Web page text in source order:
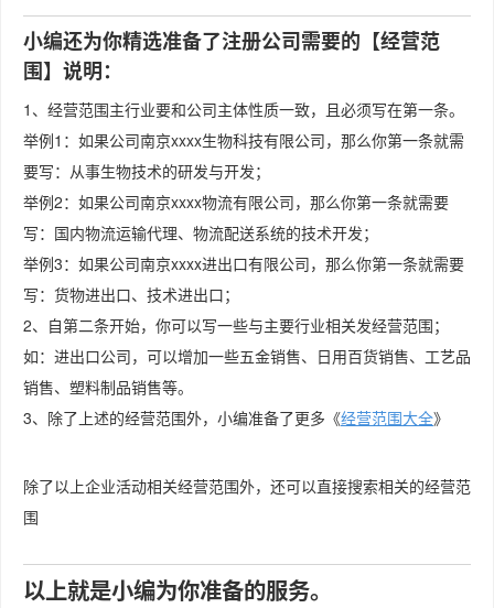
小编还为你精选准备了注册公司需要的【经营范
围】说明：
1、经营范围主行业要和公司主体性质一致，且必须写在第一条。
举例1：如果公司南京xxxx生物科技有限公司，那么你第一条就需
要写：从事生物技术的研发与开发；
举例2：如果公司南京xxxx物流有限公司，那么你第一条就需要
写：国内物流运输代理、物流配送系统的技术开发；
举例3：如果公司南京xxxx进出口有限公司，那么你第一条就需要
写：货物进出口、技术进出口；
2、自第二条开始，你可以写一些与主要行业相关发经营范围；
如：进出口公司，可以增加一些五金销售、日用百货销售、工艺品
销售、塑料制品销售等。
3、除了上述的经营范围外，小编准备了更多《经营范围大全》
除了以上企业活动相关经营范围外，还可以直接搜索相关的经营范
围
以上就是小编为你准备的服务。